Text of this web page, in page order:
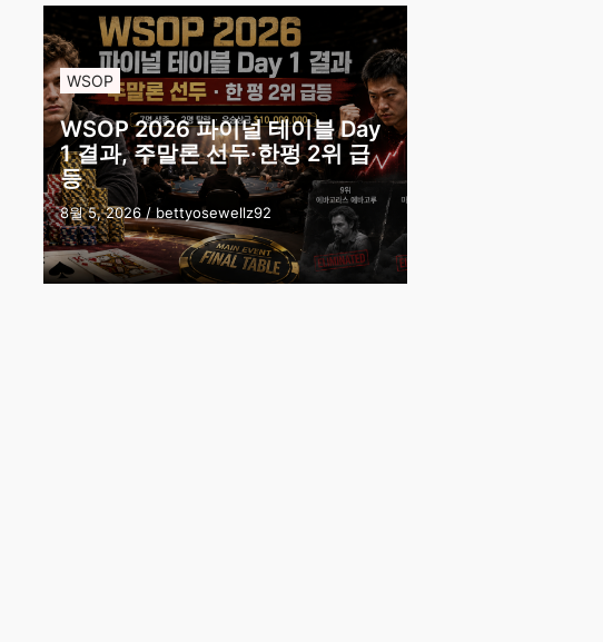
WSOP
WSOP 2026 파이널 테이블 Day
1 결과, 주말론 선두·한펑 2위 급
등
8월 5, 2026/ bettyosewellz92